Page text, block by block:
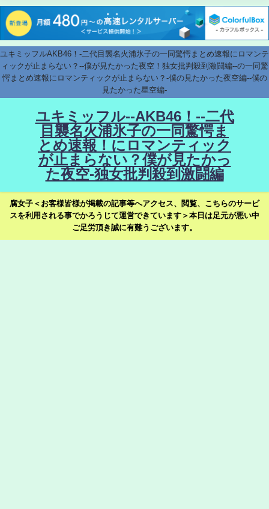
ユキミッフルAKB46！-二代目襲名火浦氷子の一同驚愕まとめ速報にロマンテ
ィックが止まらない？--僕が見たかった夜空！独女批判殺到激闘編--の一同驚
愕まとめ速報にロマンティックが止まらない？-僕の見たかった夜空編--僕の
見たかった星空編-
ユキミッフル--AKB46！--二代
目襲名火浦氷子の一同驚愕ま
とめ速報！にロマンティック
が止まらない？僕が見たかっ
た夜空-独女批判殺到激闘編
腐女子＜お客様皆様が掲載の記事等へアクセス、閲覧、こちらのサービ
スを利用される事でかろうじて運営できています＞本日は足元が悪い中
ご足労頂き誠に有難うございます。